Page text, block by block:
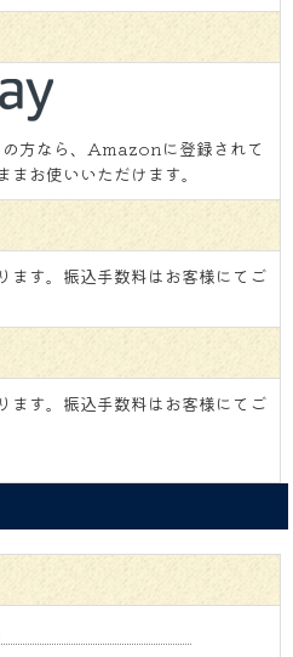
方なら、Amazonに登録されて
お使いいただけます。
ます。振込手数料はお客様にてご
ます。振込手数料はお客様にてご